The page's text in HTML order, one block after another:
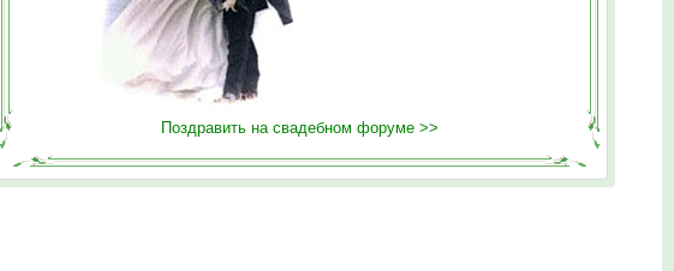
Поздравить на свадебном форуме >>